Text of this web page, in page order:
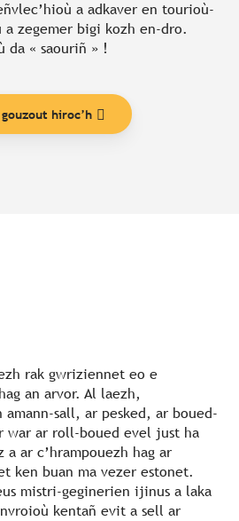
a adkaver en tourioù-
a zegemer bigi kozh en-dro.
da « saouriñ » !
hiroc’h
rak gwriziennet eo e
an arvor. Al laezh,
sall, ar pesked, ar boued-
war ar roll-boued evel just ha
a ar c’hrampouezh hag ar
ken buan ma vezer estonet.
mistri-geginerien ijinus a laka
kentañ evit a sell ar